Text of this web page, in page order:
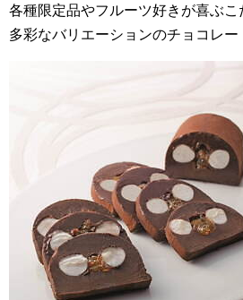
各種限定品やフルーツ好きが喜ぶこ
多彩なバリエーションのチョコレー